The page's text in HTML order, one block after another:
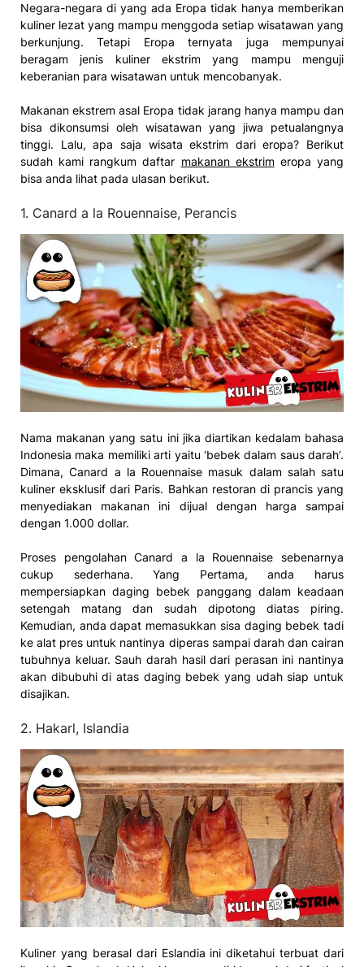
Negara-negara di yang ada Eropa tidak hanya memberikan
kuliner lezat yang mampu menggoda setiap wisatawan yang
berkunjung. Tetapi Eropa ternyata juga mempunyai
beragam jenis kuliner ekstrim yang mampu menguji
keberanian para wisatawan untuk mencobanyak.
Makanan ekstrem asal Eropa tidak jarang hanya mampu dan
bisa dikonsumsi oleh wisatawan yang jiwa petualangnya
tinggi. Lalu, apa saja wisata ekstrim dari eropa? Berikut
sudah kami rangkum daftar makanan ekstrimeropa yang
bisa anda lihat pada ulasan berikut.
1. Canard a la Rouennaise, Perancis
Nama makanan yang satu ini jika diartikan kedalam bahasa
Indonesia maka memiliki arti yaitu ‘bebek dalam saus darah’.
Dimana, Canard a la Rouennaise masuk dalam salah satu
kuliner eksklusif dari Paris. Bahkan restoran di prancis yang
menyediakan makanan ini dijual dengan harga sampai
dengan 1.000 dollar.
Proses pengolahan Canard a la Rouennaise sebenarnya
cukup sederhana. Yang Pertama, anda harus
mempersiapkan daging bebek panggang dalam keadaan
setengah matang dan sudah dipotong diatas piring.
Kemudian, anda dapat memasukkan sisa daging bebek tadi
ke alat pres untuk nantinya diperas sampai darah dan cairan
tubuhnya keluar. Sauh darah hasil dari perasan ini nantinya
akan dibubuhi di atas daging bebek yang udah siap untuk
disajikan.
2. Hakarl, Islandia
Kuliner yang berasal dari Eslandia ini diketahui terbuat dari